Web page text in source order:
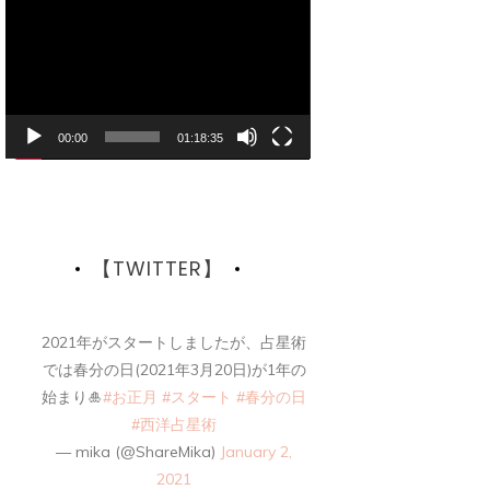
ヤ
00:00 01:18:35
【TWITTER】
2021年がスタートしましたが、占星術
では春分の日(2021年3月20日)が1年の
始まり🎍#お正月 #スタート #春分の日
#西洋占星術
— mika (@ShareMika) January 2,
2021